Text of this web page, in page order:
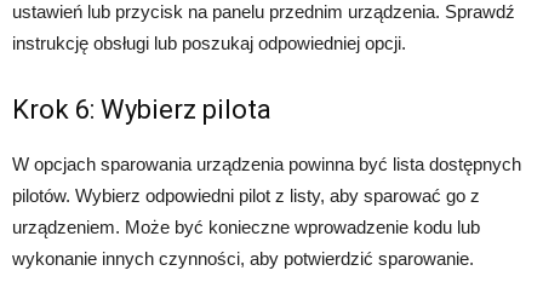
ustawień lub przycisk na panelu przednim urządzenia. Sprawdź
instrukcję obsługi lub poszukaj odpowiedniej opcji.
Krok 6: Wybierz pilota
W opcjach sparowania urządzenia powinna być lista dostępnych
pilotów. Wybierz odpowiedni pilot z listy, aby sparować go z
urządzeniem. Może być konieczne wprowadzenie kodu lub
wykonanie innych czynności, aby potwierdzić sparowanie.